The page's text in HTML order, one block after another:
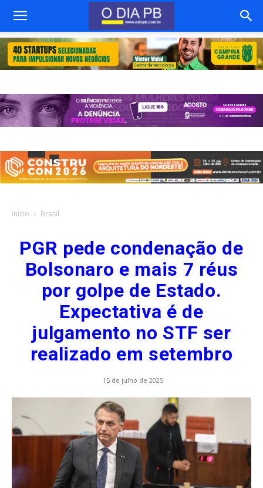
Início Brasil
PGR pede condenação de
Bolsonaro e mais 7 réus
por golpe de Estado.
Expectativa é de
julgamento no STF ser
realizado em setembro
15 de julho de 2025